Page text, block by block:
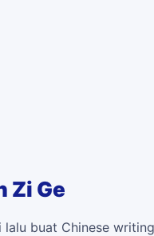
Zi Ge
lalu buat Chinese